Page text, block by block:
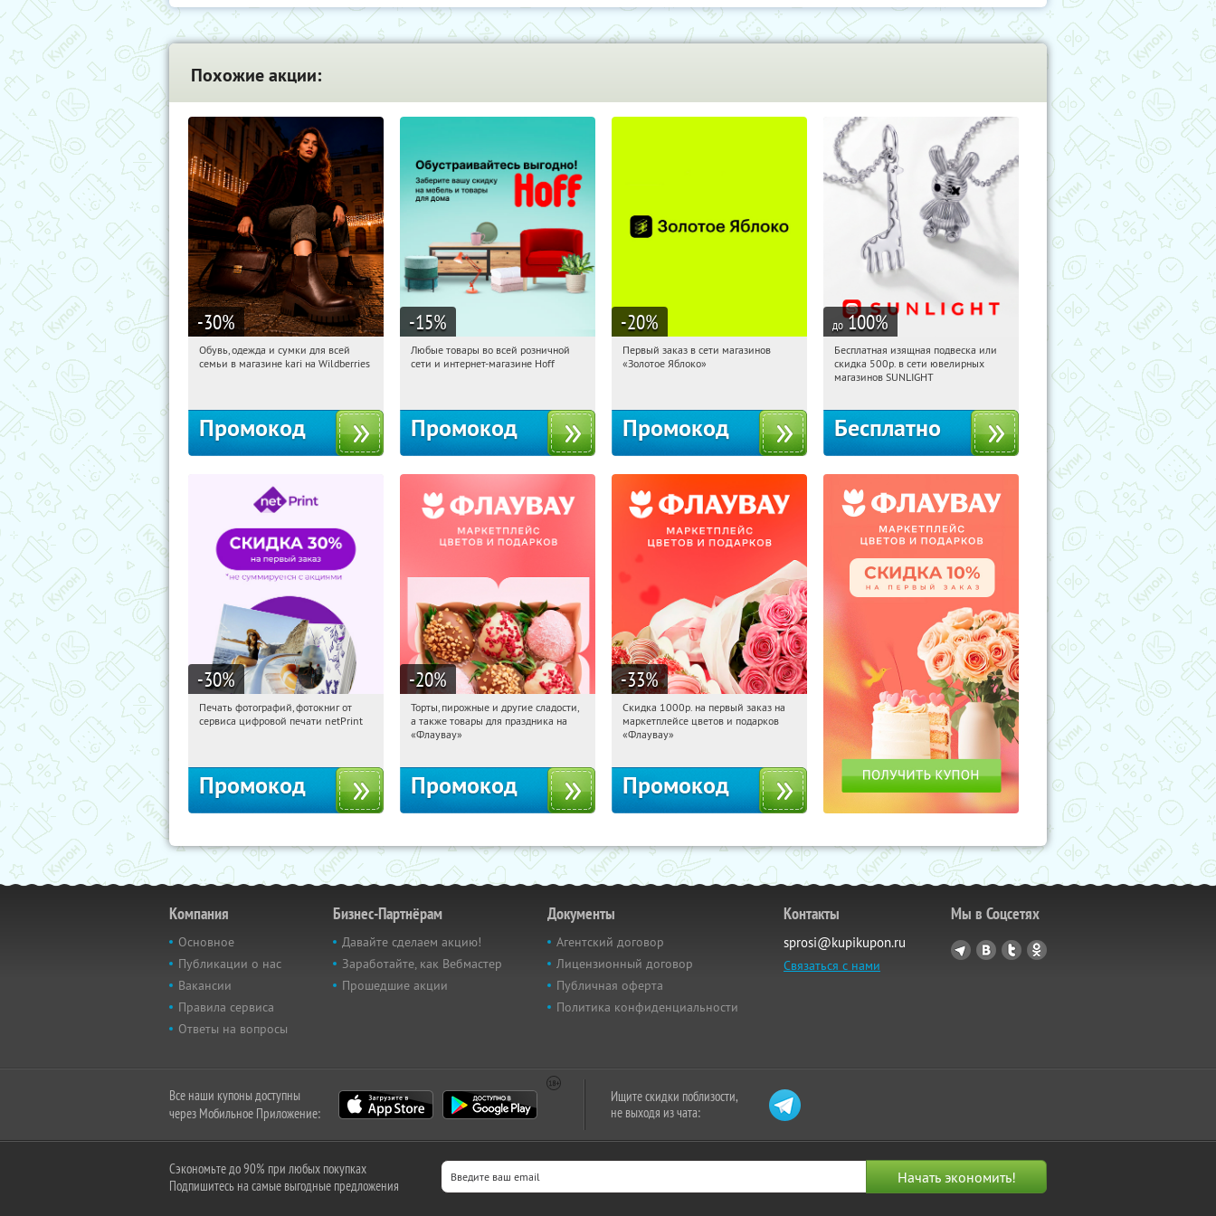
Похожие акции:
-30%
14:23:34 Получили:
Обувь, одежда и сумки для всей
семьи в магазине kari на Wildberries
Промокод
-15%
14:23:34 Получили:
Любые товары во всей розничной
сети и интернет-магазине Hoff
Промокод
-20%
14:23:34
Получи первым!
Первый заказ в сети магазинов
«Золотое Яблоко»
Промокод
до 100%
14:23:34 Получили:
Россия
Бесплатная изящная подвеска или
скидка 500р. в сети ювелирных
магазинов SUNLIGHT
Бесплатно
-30%
14:23:34 Получили:
Печать фотографий, фотокниг от
сервиса цифровой печати netPrint
Промокод
-20%
14:23:34 Получили:
Россия
Торты, пирожные и другие сладости,
а также товары для праздника на
«Флаувау»
Промокод
-33%
14:23:34 Получили:
Россия
Скидка 1000р. на первый заказ на
маркетплейсе цветов и подарков
«Флаувау»
Промокод
Компания
Основное
Публикации о нас
Вакансии
Правила сервиса
Ответы на вопросы
Бизнес-Партнёрам
Давайте сделаем акцию!
Заработайте, как Вебмастер
Прошедшие акции
Документы
Агентский договор
Лицензионный договор
Публичная оферта
Политика конфиденциальности
Контакты
sprosi@kupikupon.ru
Связаться с нами
Мы в Соцсетях
Все наши купоны доступны
через Мобильное Приложение:
Ищите скидки поблизости,
не выходя из чата:
Сэкономьте до 90% при любых покупках
Подпишитесь на самые выгодные предложения